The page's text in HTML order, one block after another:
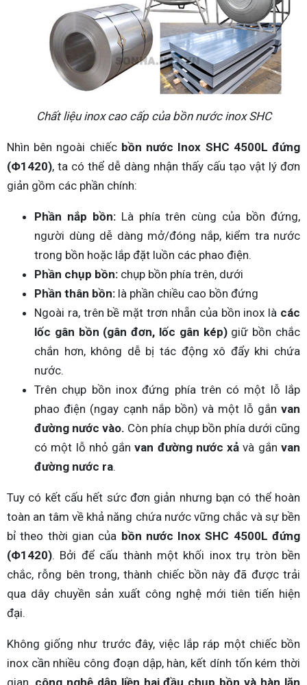
Chất liệu inox cao cấp của bồn nước inox SHC
Nhìn bên ngoài chiếc bồn nước Inox SHC 4500L đứng
(Φ1420), ta có thể dễ dàng nhận thấy cấu tạo vật lý đơn
giản gồm các phần chính:
Phần nắp bồn:Là phía trên cùng của bồn đứng,
người dùng dễ dàng mở/đóng nắp, kiểm tra nước
trong bồn hoặc lắp đặt luồn các phao điện.
Phần chụp bồn: chụp bồn phía trên, dưới
Phần thân bồn: là phần chiều cao bồn đứng
Ngoài ra, trên bề mặt trơn nhẵn của bồn inox là các
lốc gân bồn (gân đơn, lốc gân kép)giữ bồn chắc
chắn hơn, không dễ bị tác động xô đẩy khi chứa
nước.
Trên chụp bồn inox đứng phía trên có một lỗ lắp
phao điện (ngay cạnh nắp bồn) và một lỗ gắn van
đường nước vào. Còn phía chụp bồn phía dưới cũng
có một lỗ nhỏ gắnvan đường nước xả và gắnvan
đường nước ra.
Tuy có kết cấu hết sức đơn giản nhưng bạn có thể hoàn
toàn an tâm về khả năng chứa nước vững chắc và sự bền
bỉ theo thời gian của bồn nước Inox SHC 4500L đứng
(Φ1420). Bởi để cấu thành một khối inox trụ tròn bền
chắc, rỗng bên trong, thành chiếc bồn này đã được trải
qua dây chuyền sản xuất công nghệ mới tiên tiến hiện
đại.
Không giống như trước đây, việc lắp ráp một chiếc bồn
inox cần nhiều công đoạn dập, hàn, kết dính tốn kém thời